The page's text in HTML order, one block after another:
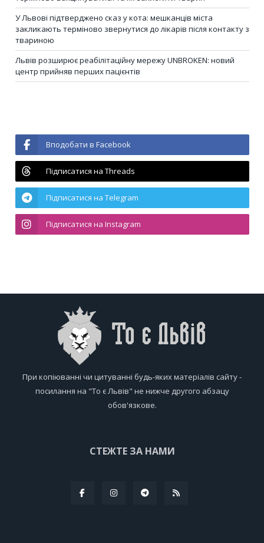
У Львові підтверджено сказ у кота: мешканців міста
закликають терміново звернутися до лікарів після контакту з
твариною
Львів розширює реабілітаційну мережу UNBROKEN: новий
центр прийняв перших пацієнтів
Вподобати в Facebook
Підписатися на Threads
Підписатися на Telegram
Підписатися на Instagram
При копіюванні чи цитуванні будь-яких матеріалів сайту -
посилання на "То є Львів" не нижче другого абзацу
обов'язкове.
СТЕЖТЕ ЗА НАМИ